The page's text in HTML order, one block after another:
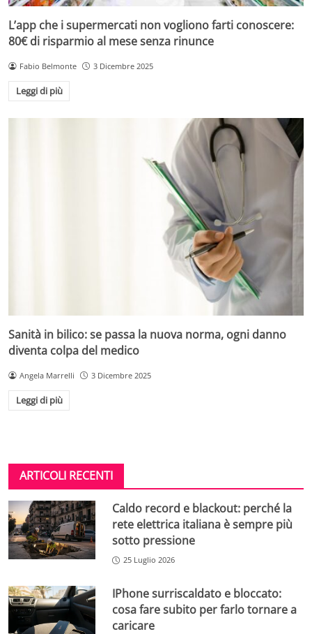
L’app che i supermercati non vogliono farti conoscere:
80€ di risparmio al mese senza rinunce
Fabio Belmonte 3 Dicembre 2025
Leggi di più
Sanità in bilico: se passa la nuova norma, ogni danno
diventa colpa del medico
Angela Marrelli 3 Dicembre 2025
Leggi di più
ARTICOLI RECENTI
Caldo record e blackout: perché la
rete elettrica italiana è sempre più
sotto pressione
25 Luglio 2026
IPhone surriscaldato e bloccato:
cosa fare subito per farlo tornare a
caricare